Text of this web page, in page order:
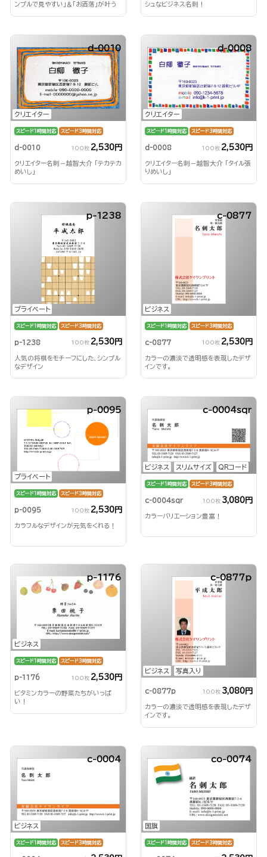
ンプルで見やすい」＆「お洒落」が叶う
シュなビジネス名刺！
クリエイター
d-0010
スピード1時間対応 スピード3時間対応
d-0010 100枚 2,530円
クリエイター名刺－越智大介 「テカテカ
めいし」
クリエイター
d-0008
スピード1時間対応 スピード3時間対応
d-0008 100枚 2,530円
クリエイター名刺－越智大介 「タイル張
りめいし」
プライベート
p-1238
スピード1時間対応 スピード3時間対応
p-1238 100枚 2,530円
人気の将棋をモチーフにした、シンプル
なデザイン
ビジネス
c-0877
スピード1時間対応 スピード3時間対応
c-0877 100枚 2,530円
カラーの濃淡で透明感を表現したデザ
インです。
プライベート
p-0095
スピード1時間対応 スピード3時間対応
p-0095 100枚 2,530円
カラフルなデザインが元気をくれる！
ビジネス スリムサイズ QRコード
c-0004sqr
スピード1時間対応 スピード3時間対応
c-0004sqr 100枚 3,080円
カラーバリエーション豊富！
ビジネス
p-1176
スピード1時間対応 スピード3時間対応
p-1176 100枚 2,530円
ビタミンカラーの野菜たちがいっぱ
い！
ビジネス 写真入り
c-0877p
c-0877p 100枚 3,080円
カラーの濃淡で透明感を表現したデザ
インです。
ビジネス
c-0004
スピード1時間対応 スピード3時間対応
国旗
co-0074
スピード1時間対応 スピード3時間対応